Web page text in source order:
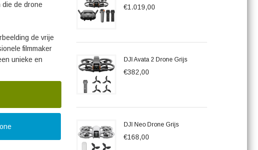
die de drone
de vrije
filmmaker
unieke en
€1.019,00
DJI Avata 2 Drone Grijs
€382,00
DJI Neo Drone Grijs
€168,00